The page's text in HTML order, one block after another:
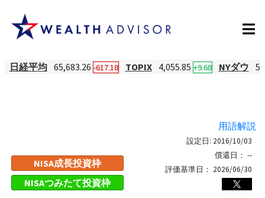
日経平均 65,683.26 -617.18 TOPIX 4,055.85 +9.68 NYダウ
用語解説
NISA成長投資枠
NISAつみたて投資枠
設定日: 2016/10/03
償還日： --
評価基準日： 2026/06/30